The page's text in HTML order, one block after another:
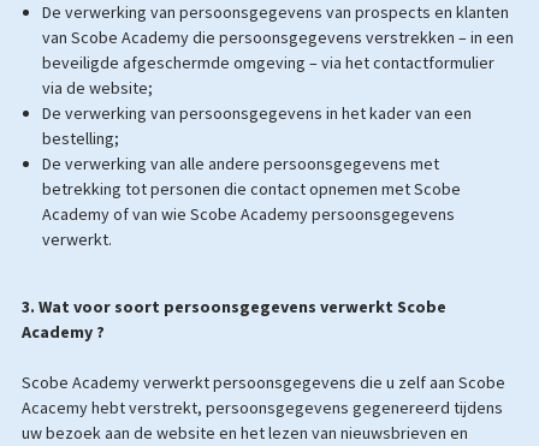
De verwerking van persoonsgegevens van prospects en klanten
van Scobe Academy die persoonsgegevens verstrekken – in een
beveiligde afgeschermde omgeving – via het contactformulier
via de website;
De verwerking van persoonsgegevens in het kader van een
bestelling;
De verwerking van alle andere persoonsgegevens met
betrekking tot personen die contact opnemen met Scobe
Academy of van wie Scobe Academy persoonsgegevens
verwerkt.
3. Wat voor soort persoonsgegevens verwerkt Scobe
Academy ?
Scobe Academy verwerkt persoonsgegevens die u zelf aan Scobe
Acacemy hebt verstrekt, persoonsgegevens gegenereerd tijdens
uw bezoek aan de website en het lezen van nieuwsbrieven en